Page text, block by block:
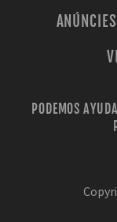
PODEMOS